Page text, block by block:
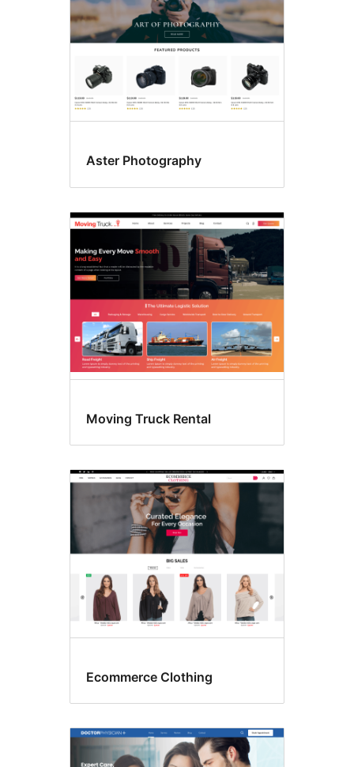
Aster Photography
Moving Truck Rental
Ecommerce Clothing